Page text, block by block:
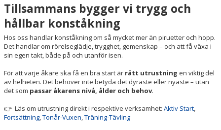
UTRUSTNING
KLUBBKLÄDER
APPEN
BILDGALLERI
INFORMATION IN ENGLISH
Tillsammans bygger vi trygg och
hållbar konståkning
Hos oss handlar konståkning om så mycket mer än piruetter och hopp.
Det handlar om rörelseglädje, trygghet, gemenskap – och att få växa i
sin egen takt, både på och utanför isen.
För att varje åkare ska få en bra start är rätt utrustning en viktig del
av helheten. Det behöver inte betyda det dyraste eller nyaste – utan
det som passar åkarens nivå, ålder och behov.
👉 Läs om utrustning direkt i respektive verksamhet: Aktiv Start,
Fortsättning,Tonår-Vuxen,Träning-Tävling